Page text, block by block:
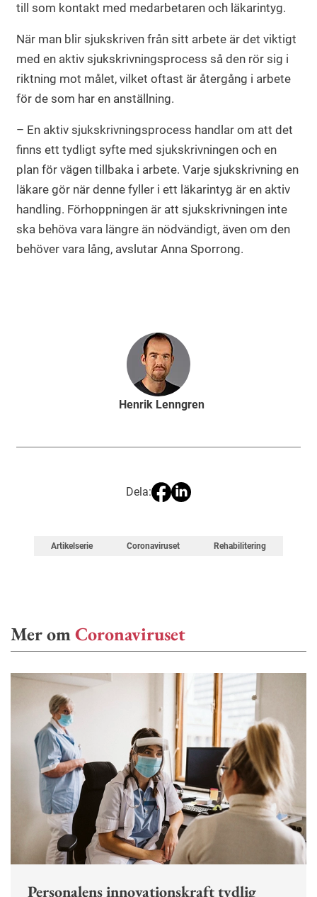
till som kontakt med medarbetaren och läkarintyg.
När man blir sjukskriven från sitt arbete är det viktigt
med en aktiv sjukskrivningsprocess så den rör sig i
riktning mot målet, vilket oftast är återgång i arbete
för de som har en anställning.
– En aktiv sjukskrivningsprocess handlar om att det
finns ett tydligt syfte med sjukskrivningen och en
plan för vägen tillbaka i arbete. Varje sjukskrivning en
läkare gör när denne fyller i ett läkarintyg är en aktiv
handling. Förhoppningen är att sjukskrivningen inte
ska behöva vara längre än nödvändigt, även om den
behöver vara lång, avslutar Anna Sporrong.
Henrik Lenngren
Dela:
Artikelserie Coronaviruset Rehabilitering
Mer omCoronaviruset
Personalens innovationskraft tydlig